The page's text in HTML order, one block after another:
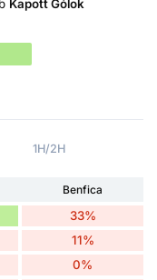
Kapott Gólok
1H/2H
Benfica
33%
11%
0%